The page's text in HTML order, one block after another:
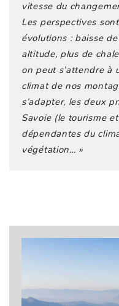
vitesse du
Les perspectives
évolutions : baisse
altitude, plus de
on peut s’attendre à
climat de nos
s’adapter, les deux
Savoie (le tourisme
dépendantes du
végétation… »